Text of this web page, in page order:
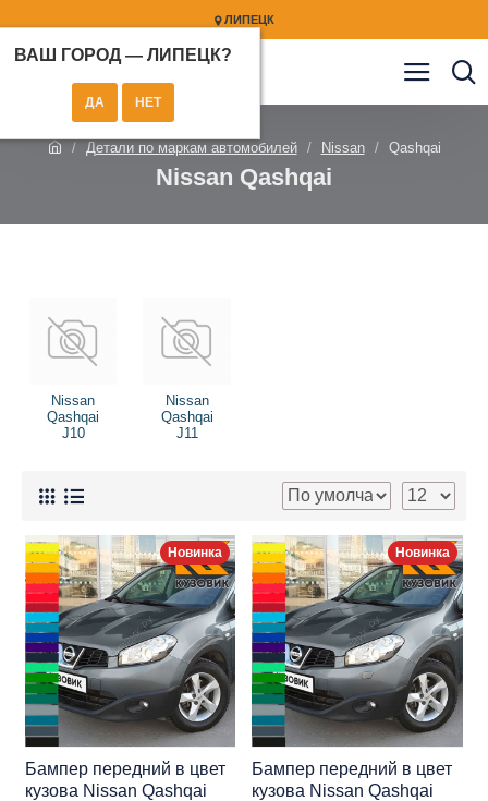
ЛИПЕЦК
ВАШ ГОРОД — ЛИПЕЦК?
Детали по маркам автомобилей Nissan Qashqai
Nissan Qashqai
Nissan
Qashqai
J10
Nissan
Qashqai
J11
Новинка
Бампер передний в цвет
кузова Nissan Qashqai
Новинка
Бампер передний в цвет
кузова Nissan Qashqai